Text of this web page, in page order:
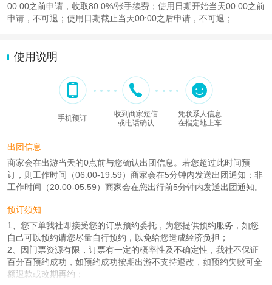
00:00之前申请，收取80.0%/张手续费；使用日期开始当天00:00之前
申请，不可退；使用日期截止当天00:00之后申请，不可退；
使用说明
手机预订
收到商家短信
或电话确认
凭联系人信息
在指定地上车
出团信息
商家会在出游当天的0点前与您确认出团信息。若您超过此时间预
订，则工作时间（06:00-19:59）商家会在5分钟内发送出团通知；非
工作时间（20:00-05:59）商家会在您出行前5分钟内发送出团通知。
预订须知
1、您下单我社即接受您的订票预约委托，为您提供预约服务，如您
自己可以预约请您尽量自行预约，以免给您造成经济负担；
2、因门票资源有限，订票有一定的概率性及不确定性，我社不保证
百分百预约成功，如预约成功按期出游不支持退改，如预约失败可全
额退款或改期再约；